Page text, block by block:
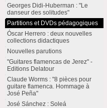
Georges Didi-Huberman : "Le
danseur des solitudes"
Partitions et DVDs pédagogiques
Óscar Herrero : deux nouvelles
collections didactiques
Nouvelles parutions
"Guitares flamencas de Jerez" -
Editions Delatour
Claude Worms : "8 pièces pour
guitare flamenca. Hommage à
José Peña"
José Sánchez : Soleá